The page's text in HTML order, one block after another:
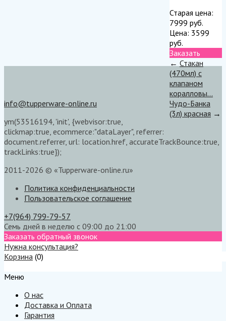
Старая цена:
7999 руб.
Цена: 3599
руб.
Заказать
← Стакан
(470мл) с
клапаном
коралловы...
Чудо-Банка
(3л) красная →
info@tupperware-online.ru
ym(53516194, 'init', {webvisor:true,
clickmap:true, ecommerce:"dataLayer", referrer:
document.referrer, url: location.href, accurateTrackBounce:true,
trackLinks:true});
2011-2026 © «Tupperware-online.ru»
Политика конфиденциальности
Пользовательское соглашение
+7(964) 799-79-57
Семь дней в неделю с 09:00 до 21:00
Заказать обратный звонок
Нужна консультация?
Корзина (0)
Меню
О нас
Доставка и Оплата
Гарантия